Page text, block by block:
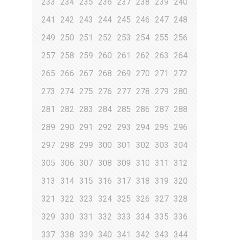
241
242 243 244 245 246 247 248
249 250 251 252 253 254 255 256
257 258 259 260 261 262 263
264
265 266 267 268 269 270 271
272
273
274 275 276 277 278 279 280
281
282 283 284 285 286 287 288
289 290 291 292 293 294 295 296
297 298 299 300 301 302 303
304
305
306 307 308 309 310 311
312
313
314 315 316 317 318 319
320
321
322 323 324 325 326 327 328
329
330 331 332 333 334 335
336
337 338 339 340 341 342 343 344